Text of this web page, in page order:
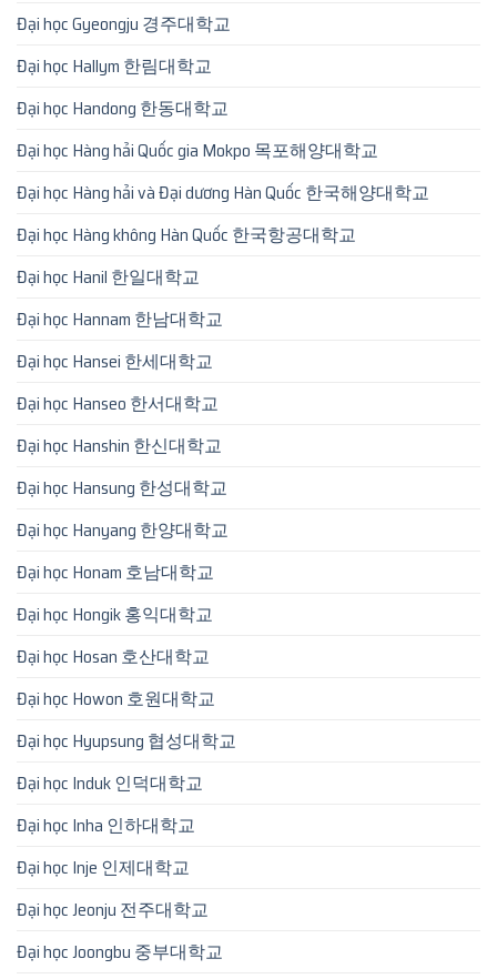
Đại học Gyeongju 경주대학교
Đại học Hallym 한림대학교
Đại học Handong 한동대학교
Đại học Hàng hải Quốc gia Mokpo 목포해양대학교
Đại học Hàng hải và Đại dương Hàn Quốc 한국해양대학교
Đại học Hàng không Hàn Quốc 한국항공대학교
Đại học Hanil 한일대학교
Đại học Hannam 한남대학교
Đại học Hansei 한세대학교
Đại học Hanseo 한서대학교
Đại học Hanshin 한신대학교
Đại học Hansung 한성대학교
Đại học Hanyang 한양대학교
Đại học Honam 호남대학교
Đại học Hongik 홍익대학교
Đại học Hosan 호산대학교
Đại học Howon 호원대학교
Đại học Hyupsung 협성대학교
Đại học Induk 인덕대학교
Đại học Inha 인하대학교
Đại học Inje 인제대학교
Đại học Jeonju 전주대학교
Đại học Joongbu 중부대학교